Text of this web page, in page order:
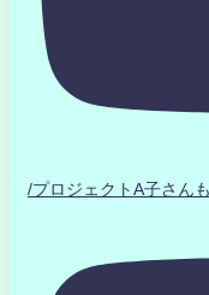
/プロジェクトA子さん